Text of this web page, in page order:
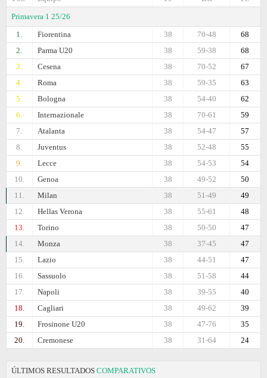
Primavera 1 25/26
1.
Fiorentina 68
70-48
38
2.
Parma U20 68
59-38
38
3.
Cesena 67
70-52
38
4.
Roma 63
59-35
38
5.
Bologna 62
54-40
38
6.
Internazionale 59
70-61
38
7.
Atalanta 57
54-47
38
8.
Juventus 55
52-48
38
9.
Lecce 54
54-53
38
10.
Genoa 50
49-52
38
11.
Milan 49
51-49
38
12.
Hellas Verona 48
55-61
38
13.
Torino 47
50-50
38
14.
Monza 47
37-45
38
15.
Lazio 47
44-51
38
16.
Sassuolo 44
51-58
38
17.
Napoli 40
39-55
38
18.
Cagliari 39
49-62
38
19.
Frosinone U20 35
47-76
38
20.
Cremonese 24
31-64
38
ÚLTIMOS RESULTADOS COMPARATIVOS